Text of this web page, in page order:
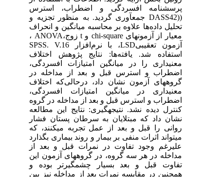
پرسشنامه افسردگی و اضطراب، استرس
((DASS42 جمع‏آوری گردید. به منظور تجزیه و
تحلیل داده‌ها علاوه بر محاسبه میانگین و انحراف
معیار از آزمون‏های chi-square و t زوج،ANOVA ،
آزمون تعقیبیLSD، با نرم‌افزار SPSS. V.16
استفاده شد. یافته‌ها: نتایج پژوهش اختلاف
معنی‏داری را در میانگین امتیازات افسردگی،
اضطراب و استرس قبل و بعد از مداخله در
گروه‏های آزمون نشان داد، درحالی‌که اختلاف
معنی‏داری در میانگین امتیازات افسردگی،
اضطراب و استرس قبل و بعد از مداخله در گروه
کنترل دیده نشد. نتیجه‏گیری: نتایج این مطالعه
نشان داد که مبتلایان به سرطان پستان فشار
روانی را قبل و بعد از عمل تجربه می‏کنند، که
می‏تواند اثرات منفی بر بیمار و روند بیماری بگذارد
علی‏رغم وجود تفاوت در نمرات قبل و بعد از
مداخله در هر سه گروه، در گروه‏های آزمون این
تفاوت قبل و بعد بسیار چشمگیرتر بوده و
همچنین در مقایسه نمرات بعد از مداخله نیز بین